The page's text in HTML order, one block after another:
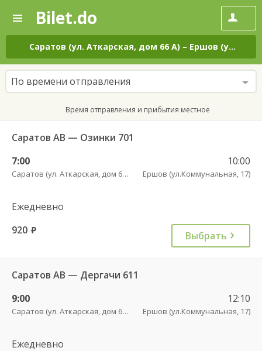
—
Поиск
и
покупка
билетов
на
автобус
онлайн
Bilet.do
Саратов (ул. Аткарская, дом 66 А) – Ершов (ул.Коммунальная, 17)
По времени отправления
Время отправления и прибытия местное
Саратов АВ — Озинки 701
7:00
Саратов (ул. Аткарская, дом 66 А)
10:00
Ершов (ул.Коммунальная, 17)
Ежедневно
920 руб. Выбрать
Саратов АВ — Дергачи 611
9:00
Саратов (ул. Аткарская, дом 66 А)
12:10
Ершов (ул.Коммунальная, 17)
Ежедневно